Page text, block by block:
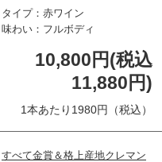
タイプ：赤ワイン
味わい：フルボディ
10,800円(税込
11,880円)
1本あたり1980円（税込）
すべて金賞＆格上産地クレマン